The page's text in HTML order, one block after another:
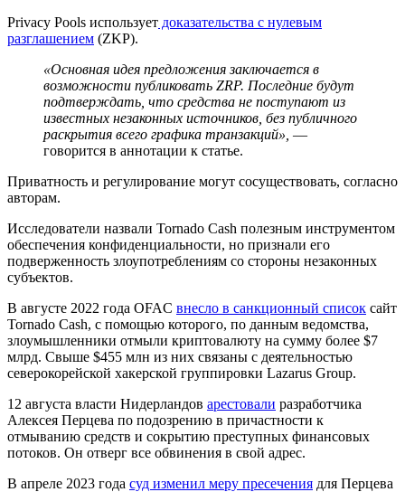
Privacy Pools использует доказательства с нулевым
разглашением (ZKP).
«Основная идея предложения заключается в
возможности публиковать ZRP. Последние будут
подтверждать, что средства не поступают из
известных незаконных источников, без публичного
раскрытия всего графика транзакций», —
говорится в аннотации к статье.
Приватность и регулирование могут сосуществовать, согласно
авторам.
Исследователи назвали Tornado Cash полезным инструментом
обеспечения конфиденциальности, но признали его
подверженность злоупотреблениям со стороны незаконных
субъектов.
В августе 2022 года OFAC внесло в санкционный список сайт
Tornado Cash, с помощью которого, по данным ведомства,
злоумышленники отмыли криптовалюту на сумму более $7
млрд. Свыше $455 млн из них связаны с деятельностью
северокорейской хакерской группировки Lazarus Group.
12 августа власти Нидерландов арестовали разработчика
Алексея Перцева по подозрению в причастности к
отмыванию средств и сокрытию преступных финансовых
потоков. Он отверг все обвинения в свой адрес.
В апреле 2023 года суд изменил меру пресечения для Перцева